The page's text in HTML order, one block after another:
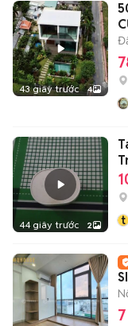
43 giây trước 4
44 giây trước 2
t